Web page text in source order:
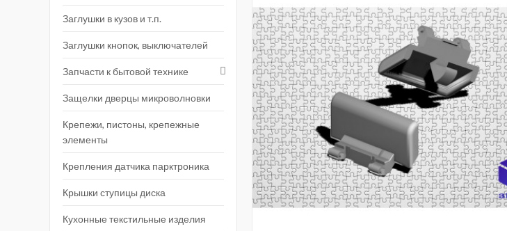
Заглушки в кузов и т.п.
Заглушки кнопок, выключателей
Запчасти к бытовой технике
Защелки дверцы микроволновки
Крепежи, пистоны, крепежные
элементы
Крепления датчика парктроника
Крышки ступицы диска
Кухонные текстильные изделия